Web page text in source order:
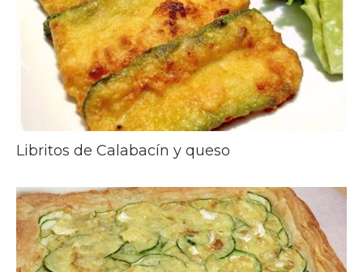
Libritos de Calabacín y queso